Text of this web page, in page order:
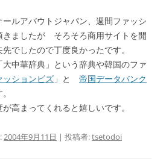
ールアバウトジャパン、週間ファッシ
きましたが そろそろ商用サイトを開
でしたので丁度良かったです。
大中華辞典」という辞典や韓国のファ
ッションビズ 」と 帝国データバンク
高まってくれると嬉しいです。
2004年9月11日 | 投稿者:tsetodoi